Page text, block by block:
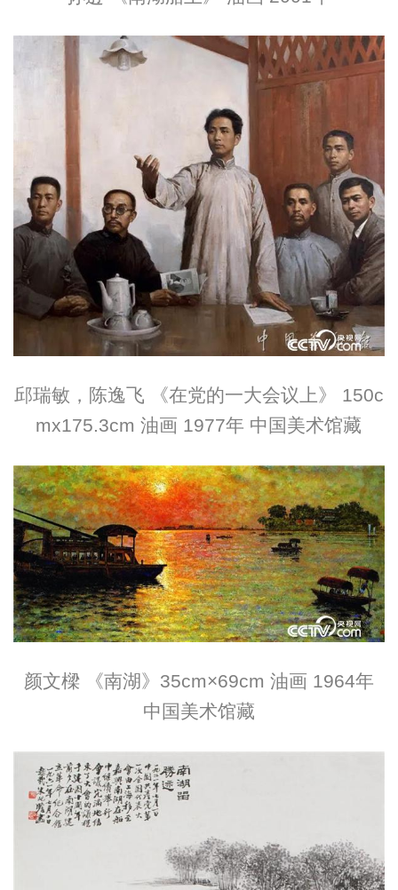
邱瑞敏，陈逸飞 《在党的一大会议上》 150c
mx175.3cm 油画 1977年 中国美术馆藏
颜文樑 《南湖》35cm×69cm 油画 1964年
中国美术馆藏